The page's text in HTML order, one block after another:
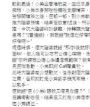
EduTech
IT Times
生成式AI與雲端應用
Enterprise Digital
特集